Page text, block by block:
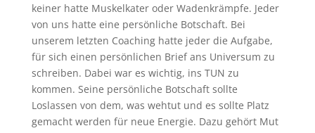
keiner hatte Muskelkater oder Wadenkrämpfe. Jeder
von uns hatte eine persönliche Botschaft. Bei
unserem letzten Coaching hatte jeder die Aufgabe,
für sich einen persönlichen Brief ans Universum zu
schreiben. Dabei war es wichtig, ins TUN zu
kommen. Seine persönliche Botschaft sollte
Loslassen von dem, was wehtut und es sollte Platz
gemacht werden für neue Energie. Dazu gehört Mut